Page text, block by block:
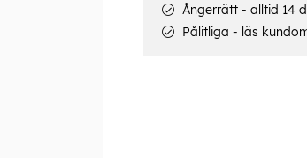
Ångerrätt - alltid 14
Pålitliga - läs